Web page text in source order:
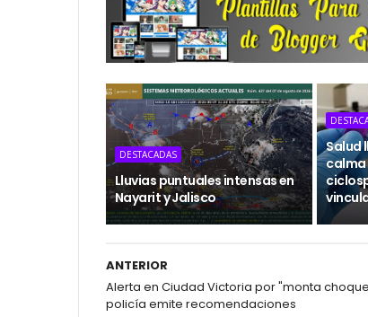
DESTACADAS
Lluvias puntuales intensas en
Nayarit y Jalisco
Salud
calma
ANTERIOR
Alerta en Ciudad Victoria por "monta
policía emite recomendaciones